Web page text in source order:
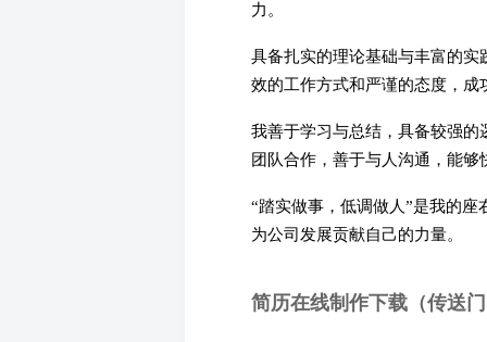
力。
具备扎实的理论基础与丰富的
效的工作方式和严谨的态度，
我善于学习与总结，具备较强
团队合作，善于与人沟通，能
“踏实做事，低调做人”是我的
为公司发展贡献自己的力量。
简历在线制作下载（传送